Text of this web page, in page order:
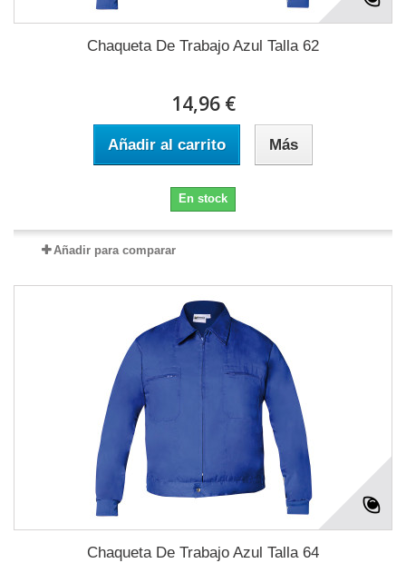
Chaqueta De Trabajo Azul Talla 62
14,96 €
Añadir al carrito Más
En stock
Añadir para comparar
Chaqueta De Trabajo Azul Talla 64